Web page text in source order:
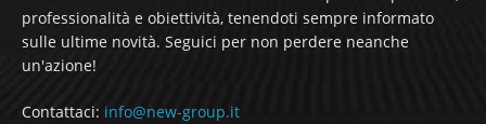
professionalità e obiettività, tenendoti sempre informato
sulle ultime novità. Seguici per non perdere neanche
un'azione!
Contattaci: info@new-group.it